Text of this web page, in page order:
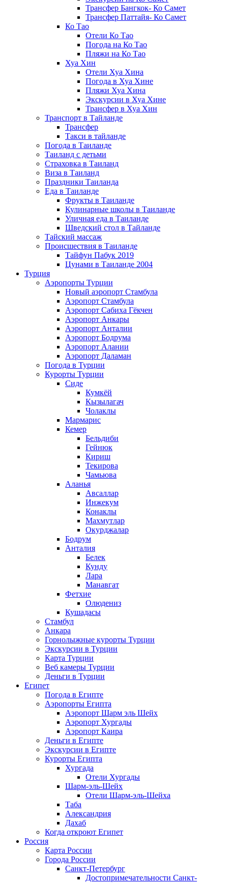
Трансфер Бангкок- Ко Самет
Трансфер Паттайя- Ко Самет
Ко Тао
Отели Ко Тао
Погода на Ко Тао
Пляжи на Ко Тао
Хуа Хин
Отели Хуа Хина
Погода в Хуа Хине
Пляжи Хуа Хина
Экскурсии в Хуа Хине
Трансфер в Хуа Хин
Транспорт в Тайланде
Трансфер
Такси в тайланде
Погода в Таиланде
Таиланд с детьми
Страховка в Таиланд
Виза в Таиланд
Праздники Таиланда
Еда в Таиланде
Фрукты в Таиланде
Кулинарные школы в Таиланде
Уличная еда в Таиланде
Шведский стол в Тайланде
Тайский массаж
Происшествия в Таиланде
Тайфун Пабук 2019
Цунами в Таиланде 2004
Турция
Аэропорты Турции
Новый аэропорт Стамбула
Аэропорт Стамбула
Аэропорт Сабиха Гёкчен
Аэропорт Анкары
Аэропорт Анталии
Аэропорт Бодрума
Аэропорт Алании
Аэропорт Даламан
Погода в Турции
Курорты Турции
Сиде
Кумкёй
Кызылагач
Чолаклы
Мармарис
Кемер
Бельдиби
Гейнюк
Кириш
Текирова
Чамьюва
Аланья
Авсаллар
Инжекум
Конаклы
Махмутлар
Окурджалар
Бодрум
Анталия
Белек
Кунду
Лара
Манавгат
Фетхие
Олюдениз
Кушадасы
Стамбул
Анкара
Горнолыжные курорты Турции
Экскурсии в Турции
Карта Турции
Веб камеры Турции
Деньги в Турции
Египет
Погода в Египте
Аэропорты Египта
Аэропорт Шарм эль Шейх
Аэропорт Хургады
Аэропорт Каира
Деньги в Египте
Экскурсии в Египте
Курорты Египта
Хургада
Отели Хургады
Шарм-эль-Шейх
Отели Шарм-эль-Шейха
Таба
Александрия
Дахаб
Когда откроют Египет
Россия
Карта России
Города России
Санкт-Петербург
Достопримечательности Санкт-